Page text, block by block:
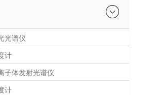
光谱仪
计
子体发射光谱仪
计